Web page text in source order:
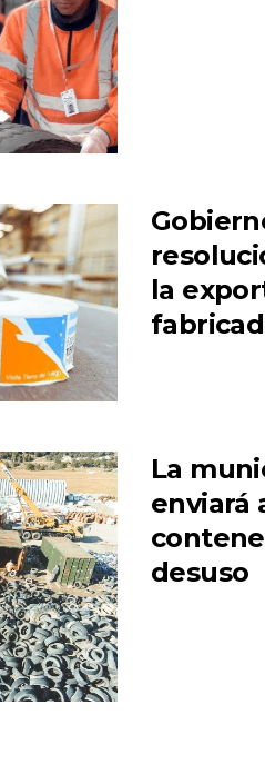
la
La
enviará
desuso